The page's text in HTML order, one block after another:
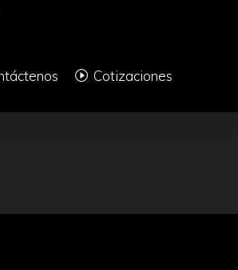
Cotizaciones